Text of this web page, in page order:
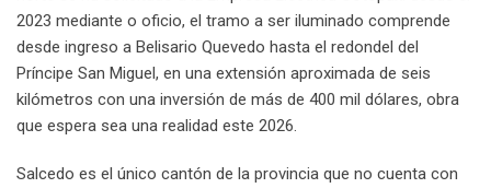
2023 mediante o oficio, el tramo a ser iluminado comprende
desde ingreso a Belisario Quevedo hasta el redondel del
Príncipe San Miguel, en una extensión aproximada de seis
kilómetros con una inversión de más de 400 mil dólares, obra
que espera sea una realidad este 2026.
Salcedo es el único cantón de la provincia que no cuenta con